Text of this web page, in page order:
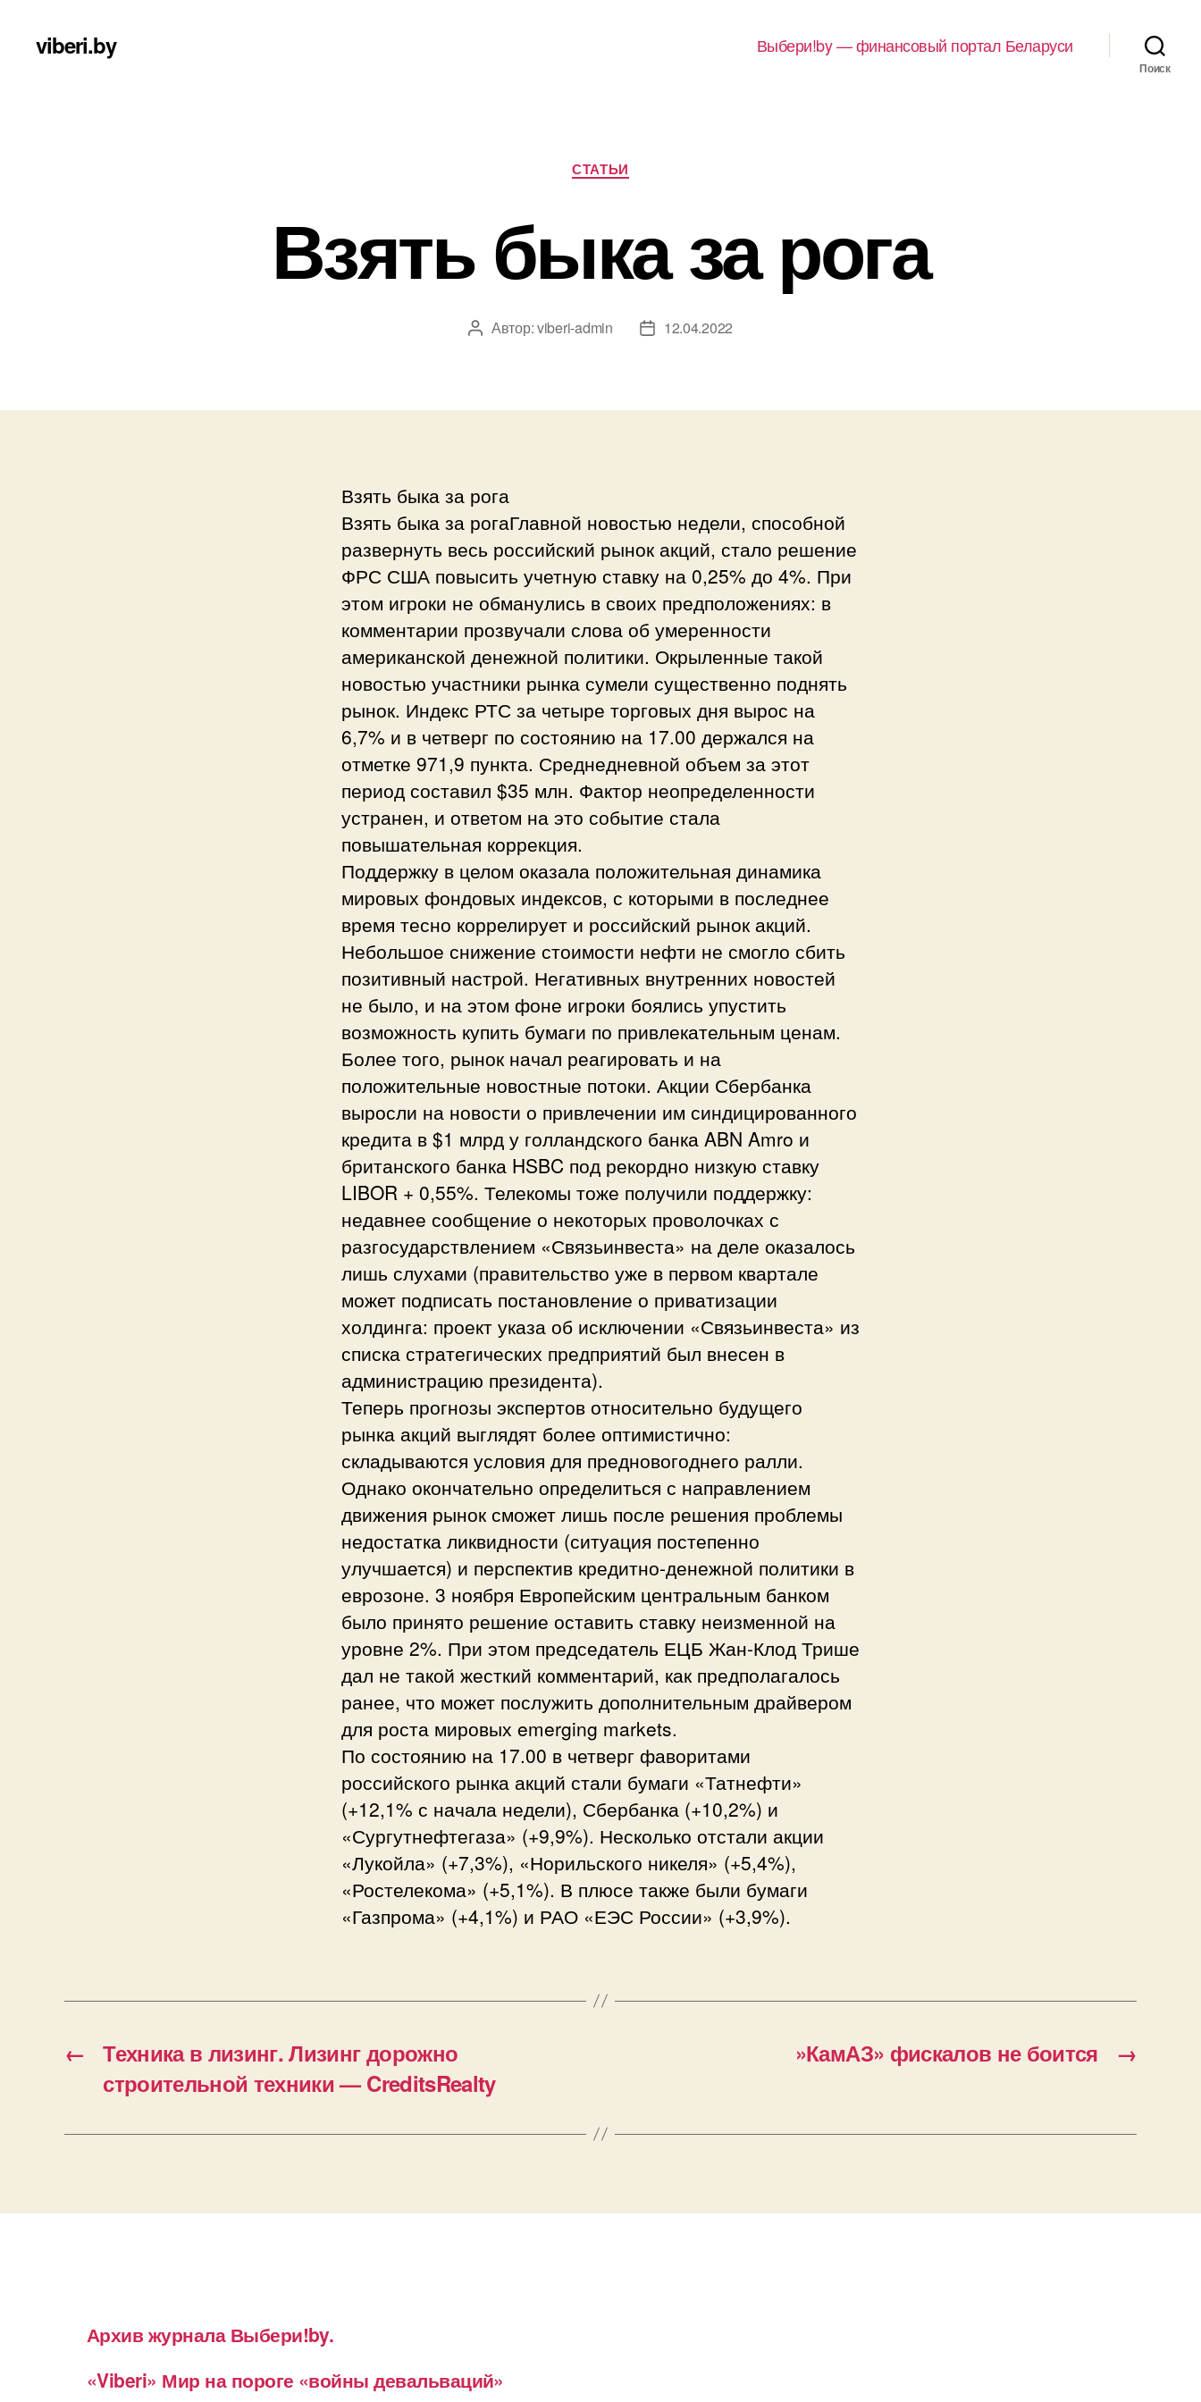
viberi.by Выбери!by — финансовый портал Беларуси
Поиск
Рубрики
СТАТЬИ
Взять быка за рога
Автор
Автор:viberi-admin
Дата12.04.2022
Взять быка за рога
Взять быка за рогаГлавной новостью недели, способной
развернуть весь российский рынок акций, стало решение
ФРС США повысить учетную ставку на 0,25% до 4%. При
этом игроки не обманулись в своих предположениях: в
комментарии прозвучали слова об умеренности
американской денежной политики. Окрыленные такой
новостью участники рынка сумели существенно поднять
рынок. Индекс РТС за четыре торговых дня вырос на
6,7% и в четверг по состоянию на 17.00 держался на
отметке 971,9 пункта. Среднедневной объем за этот
период составил $35 млн. Фактор неопределенности
устранен, и ответом на это событие стала
повышательная коррекция.
Поддержку в целом оказала положительная динамика
мировых фондовых индексов, с которыми в последнее
время тесно коррелирует и российский рынок акций.
Небольшое снижение стоимости нефти не смогло сбить
позитивный настрой. Негативных внутренних новостей
не было, и на этом фоне игроки боялись упустить
возможность купить бумаги по привлекательным ценам.
Более того, рынок начал реагировать и на
положительные новостные потоки. Акции Сбербанка
выросли на новости о привлечении им синдицированного
кредита в $1 млрд у голландского банка ABN Amro и
британского банка HSBC под рекордно низкую ставку
LIBOR + 0,55%. Телекомы тоже получили поддержку:
недавнее сообщение о некоторых проволочках с
разгосударствлением «Связьинвеста» на деле оказалось
лишь слухами (правительство уже в первом квартале
может подписать постановление о приватизации
холдинга: проект указа об исключении «Связьинвеста» из
списка стратегических предприятий был внесен в
администрацию президента).
Теперь прогнозы экспертов относительно будущего
рынка акций выглядят более оптимистично:
складываются условия для предновогоднего ралли.
Однако окончательно определиться с направлением
движения рынок сможет лишь после решения проблемы
недостатка ликвидности (ситуация постепенно
улучшается) и перспектив кредитно-денежной политики в
еврозоне. 3 ноября Европейским центральным банком
было принято решение оставить ставку неизменной на
уровне 2%. При этом председатель ЕЦБ Жан-Клод Трише
дал не такой жесткий комментарий, как предполагалось
ранее, что может послужить дополнительным драйвером
для роста мировых emerging markets.
По состоянию на 17.00 в четверг фаворитами
российского рынка акций стали бумаги «Татнефти»
(+12,1% с начала недели), Сбербанка (+10,2%) и
«Сургутнефтегаза» (+9,9%). Несколько отстали акции
«Лукойла» (+7,3%), «Норильского никеля» (+5,4%),
«Ростелекома» (+5,1%). В плюсе также были бумаги
«Газпрома» (+4,1%) и РАО «ЕЭС России» (+3,9%).
←
Техника в лизинг. Лизинг дорожно
строительной техники — CreditsRealty
→
»КамАЗ» фискалов не боится
Архив журнала Выбери!by.
«Viberi» Мир на пороге «войны девальваций»